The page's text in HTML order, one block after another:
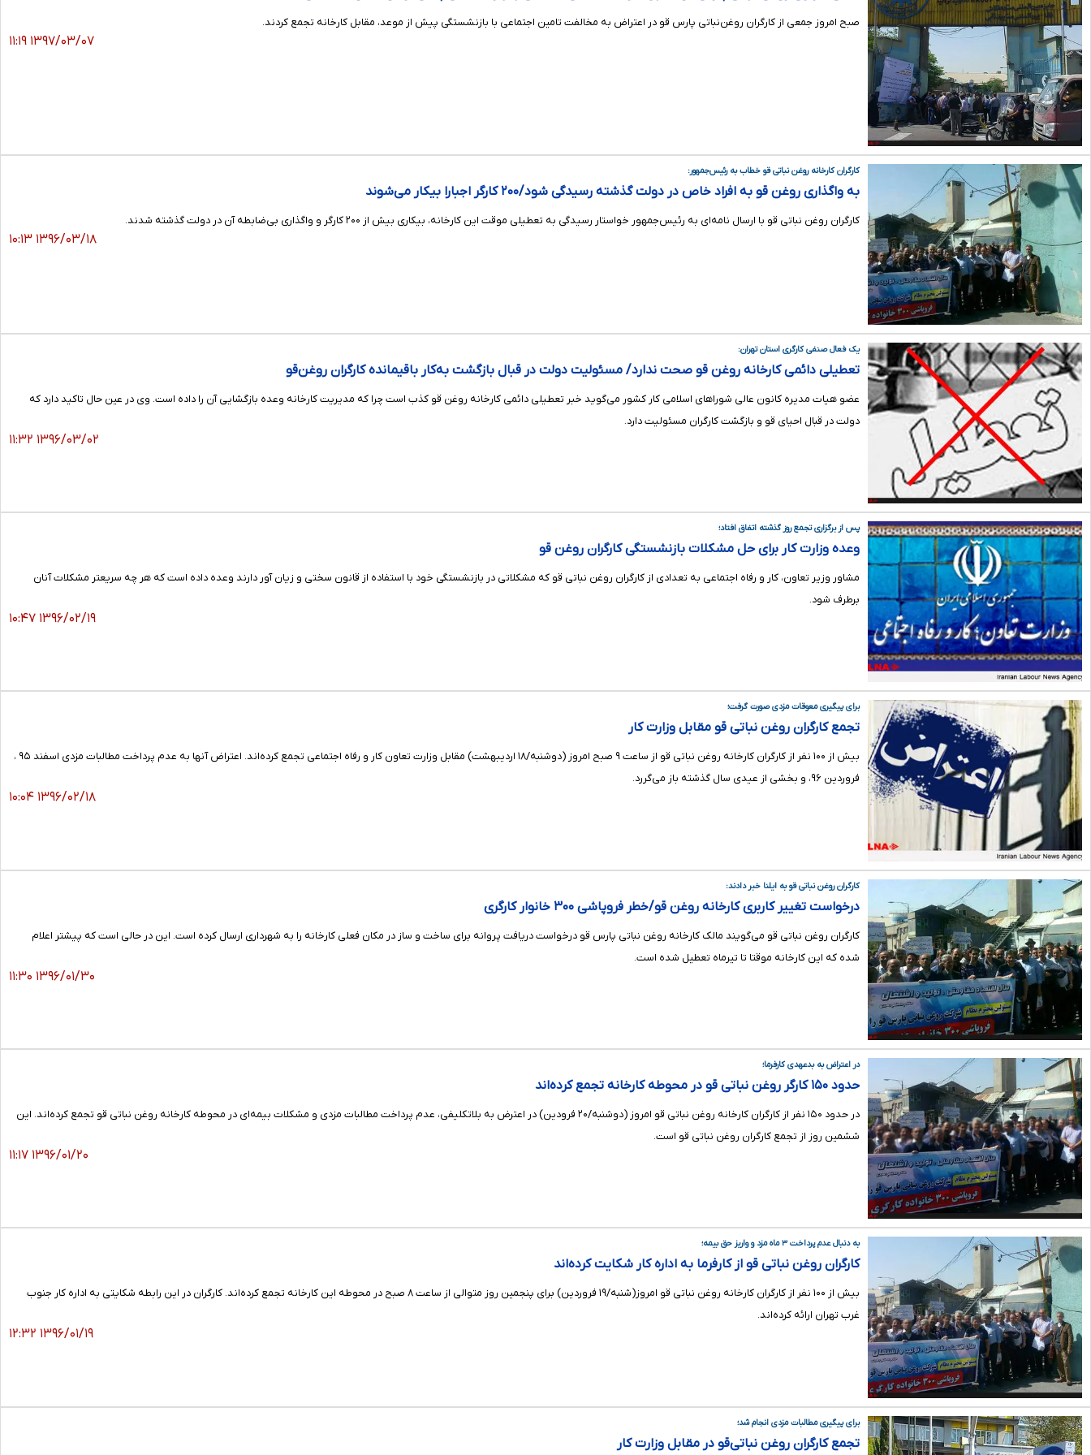
صبح امروز جمعی از کارگران روغن‌نباتی پارس قو در اعتراض به مخالفت تامین اجتماعی با بازنشستگی پیش از موعد، مقابل کارخانه تجمع کردند.
۱۳۹۷/۰۳/۰۷ ۱۱:۱۹
کارگران کارخانه روغن نباتی قو خطاب به رئیس‌جمهور:‌
به واگذاری روغن قو به افراد خاص در دولت گذشته رسیدگی شود/۲۰۰ کارگر اجبارا بیکار می‌شوند
کارگران روغن نباتی قو با ارسال نامه‌ای به رئیس‌جمهور خواستار رسیدگی به تعطیلی موقت این کارخانه، بیکاری بیش از ۲۰۰ کارگر و واگذاری بی‌ضابطه آن در دولت گذشته شدند.
۱۳۹۶/۰۳/۱۸ ۱۰:۱۳
یک فعال صنفی کارگری استان تهران:
تعطیلی دائمی کارخانه روغن قو صحت ندارد/ مسئولیت دولت در قبال بازگشت به‌کار باقیمانده کارگران روغن‌قو
عضو هیات مدیره کانون عالی شوراهای اسلامی کار کشور می‌گوید خبر تعطیلی دائمی کارخانه روغن قو کذب است چرا که مدیریت کارخانه وعده بازگشایی آن را داده است. وی در عین حال تاکید دارد که
دولت در قبال احیای قو و بازگشت کارگران مسئولیت دارد.
۱۳۹۶/۰۳/۰۲ ۱۱:۳۲
پس از برگزاری تجمع روز گذشته اتفاق افتاد؛
وعده وزارت کار برای حل مشکلات بازنشستگی کارگران روغن قو
مشاور وزیر تعاون، کار و رفاه اجتماعی به تعدادی از کارگران روغن نباتی قو که مشکلاتی در بازنشستگی خود با استفاده از قانون سختی و زیان آور دارند وعده داده است که هر چه سریعتر مشکلات آنان
برطرف شود.
۱۳۹۶/۰۲/۱۹ ۱۰:۴۷
برای پیگیری معوقات مزدی صورت گرفت؛
تجمع کارگران روغن نباتی قو مقابل وزارت کار
بیش از ۱۰۰ نفر از کارگران کارخانه روغن نباتی قو از ساعت ۹ صبح امروز (دوشنبه/۱۸ اردیبهشت) مقابل وزارت تعاون کار و رفاه اجتماعی تجمع کرده‌‌اند. اعتراض آنها به عدم پرداخت مطالبات مزدی اسفند ۹۵ ،
فروردین ۹۶، و بخشی از عیدی سال گذشته باز می‌گررد.
۱۳۹۶/۰۲/۱۸ ۱۰:۰۴
کارگران روغن نباتی قو به ایلنا خبر دادند:
درخواست تغییر کاربری کارخانه روغن قو/خطر فروپاشی ۳۰۰ خانوار کارگری
کارگران روغن نباتی قو می‌گویند مالک کارخانه روغن نباتی پارس قو درخواست دریافت پروانه برای ساخت و ساز در مکان فعلی کارخانه را به شهرداری ارسال کرده است. این در حالی است که پیشتر اعلام
شده که این کارخانه موقتا تا تیرماه تعطیل شده است.
۱۳۹۶/۰۱/۳۰ ۱۱:۳۰
در اعتراض به بدعهدی کارفرما؛
حدود ۱۵۰ کارگر روغن نباتی قو در محوطه کارخانه تجمع کرده‌اند
در حدود ۱۵۰ نفر از کارگران کارخانه روغن نباتی قو امروز (دوشنبه/۲۰ فرودین) در اعترض به بلاتکلیفی، عدم پرداخت مطالبات مزدی و مشکلات بیمه‌ای در محوطه کارخانه روغن نباتی قو تجمع کرده‌اند. این
ششمین روز از تجمع کارگران روغن نباتی قو است.
۱۳۹۶/۰۱/۲۰ ۱۱:۱۷
به دنبال عدم پرداخت ۳ ماه مزد و واریز حق بیمه؛
کارگران روغن نباتی قو از کارفرما به اداره کار شکایت کرده‌اند
بیش از ۱۰۰ نفر از کارگران کارخانه روغن نباتی قو امروز(شنبه/۱۹ فروردین) برای پنجمین روز متوالی از ساعت ۸ صبح در محوطه این کارخانه تجمع کرده‌اند. کارگران در این رابطه شکایتی به اداره کار جنوب
غرب تهران ارائه کرده‌اند.
۱۳۹۶/۰۱/۱۹ ۱۲:۳۲
برای پیگیری مطالبات مزدی انجام شد؛
تجمع کارگران روغن نباتی‌قو در مقابل وزارت کار